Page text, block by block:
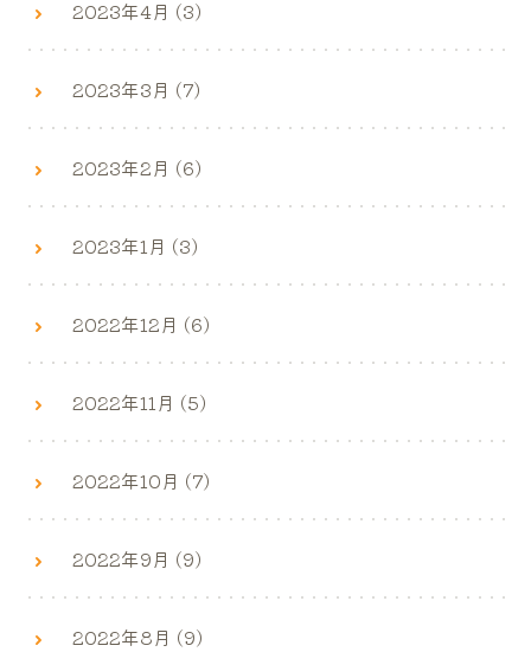
2023年4月 (3)
2023年3月 (7)
2023年2月 (6)
2023年1月 (3)
2022年12月 (6)
2022年11月 (5)
2022年10月 (7)
2022年9月 (9)
2022年8月 (9)